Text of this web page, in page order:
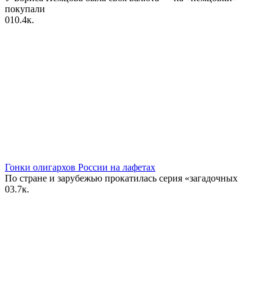
покупали
010.4к.
Гонки олигархов России на лафетах
По стране и зарубежью прокатилась серия «загадочных
03.7к.